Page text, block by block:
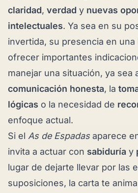
claridad, verdad y nuevas
intelectuales. Ya sea en su
invertida, su presencia en
ofrecer importantes
manejar una situación, ya sea
comunicación honesta, la
lógicas o la necesidad de
enfoque actual.
Si el As de Espadasaparece
invita a actuar con sabiduría y
lugar de dejarte llevar por las
suposiciones, la carta te